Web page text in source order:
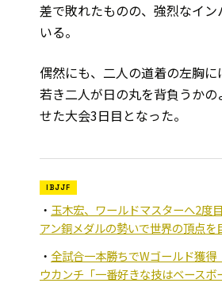
差で敗れたものの、強烈なイン
いる。
偶然にも、二人の道着の左胸には
若き二人が日の丸を背負うかの
せた大会3日目となった。
IBJJF
玉木宏、ワールドマスターへ2
アン銅メダルの勢いで世界の頂点を
全試合一本勝ちでWゴールド獲
ウカンチ「一番好きな技はベースボ